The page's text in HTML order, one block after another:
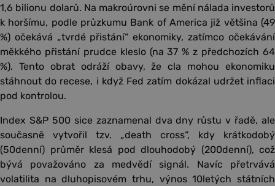
1,6 bilionu dolarů. Na makroúrovni se mění nálada investorů
k horšímu, podle průzkumu Bank of America již většina (49
%) očekává „tvrdé přistání“ ekonomiky, zatímco očekávání
měkkého přistání prudce kleslo (na 37 % z předchozích 64
%). Tento obrat odráží obavy, že cla mohou ekonomiku
stáhnout do recese, i když Fed zatím dokázal udržet inflaci
pod kontrolou.
Index S&P 500 sice zaznamenal dva dny růstu v řadě, ale
současně vytvořil tzv. „death cross“, kdy krátkodobý
(50denní) průměr klesá pod dlouhodobý (200denní), což
bývá považováno za medvědí signál. Navíc přetrvává
volatilita na dluhopisovém trhu, výnos 10letých státních